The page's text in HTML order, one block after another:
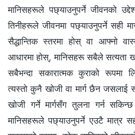
मानिसहरूले पछ्याउनुपर्ने जीवनको
तिनीहरूले जीवनमा पछ्याउनुपर्ने सही
सैद्धान्तिक स्तरमा होस् वा आफ्‍नो
आधारमा होस्, मानिसहरू सबैले सत्यता
सबैभन्दा सकारात्मक कुराको रूपमा
त्यस्तो कुनै खोजी वा मार्ग छैन जसलाई
खोजी गर्ने मार्गसँग तुलना गर्न
मानिसहरूले पछ्याउनुपर्ने एउटै मात्र